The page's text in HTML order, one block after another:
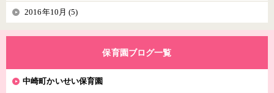
2016年10月 (5)
保育園ブログ一覧
中崎町かいせい保育園